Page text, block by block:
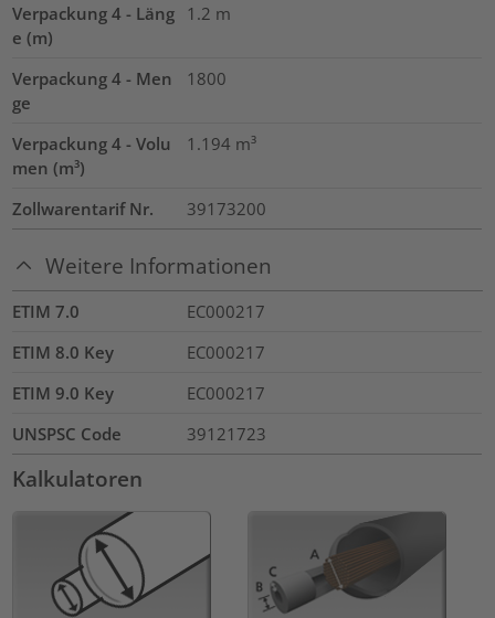
Verpackung 4 - Läng
e (m)
1.2 m
Verpackung 4 - Men
ge
1800
Verpackung 4 - Volu
men (m³)
1.194 m³
Zollwarentarif Nr. 39173200
Weitere Informationen
ETIM 7.0
EC000217
ETIM 8.0 Key
EC000217
ETIM 9.0 Key
EC000217
UNSPSC Code
39121723
Kalkulatoren